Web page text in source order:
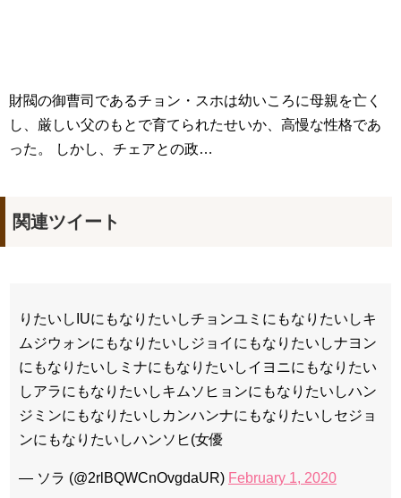
財閥の御曹司であるチョン・スホは幼いころに母親を亡く
し、厳しい父のもとで育てられたせいか、高慢な性格であ
った。 しかし、チェアとの政…
関連ツイート
りたいしIUにもなりたいしチョンユミにもなりたいしキ
ムジウォンにもなりたいしジョイにもなりたいしナヨン
にもなりたいしミナにもなりたいしイヨニにもなりたい
しアラにもなりたいしキムソヒョンにもなりたいしハン
ジミンにもなりたいしカンハンナにもなりたいしセジョ
ンにもなりたいしハンソヒ(女優
— ソラ (@2rlBQWCnOvgdaUR) February 1, 2020